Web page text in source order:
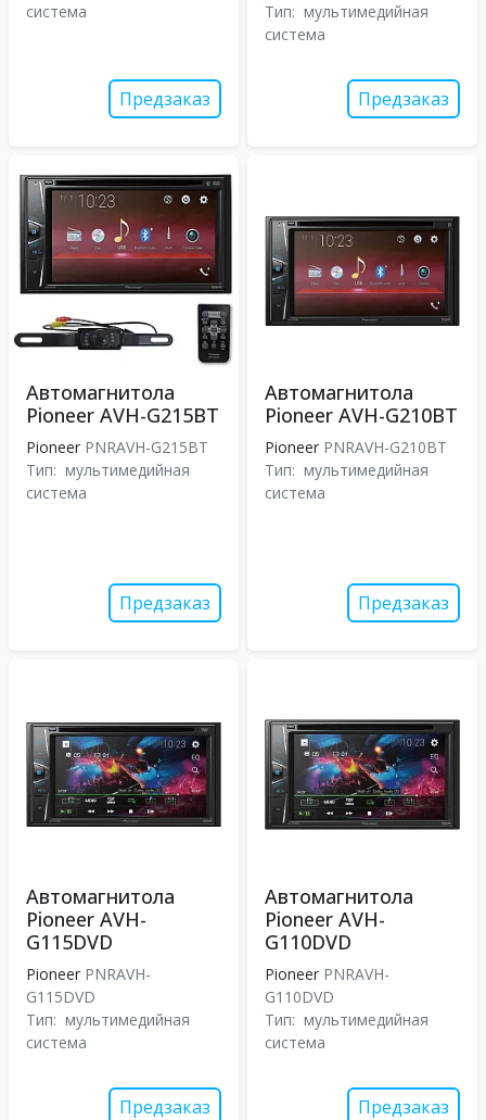
система
Предзаказ
Тип: мультимедийная
система
Предзаказ
Автомагнитола
Pioneer AVH-G215BT
Pioneer PNRAVH-G215BT
Тип: мультимедийная
система
Предзаказ
Автомагнитола
Pioneer AVH-G210BT
Pioneer PNRAVH-G210BT
Тип: мультимедийная
система
Предзаказ
Автомагнитола
Pioneer AVH-
G115DVD
Pioneer PNRAVH-
G115DVD
Тип: мультимедийная
система
Предзаказ
Автомагнитола
Pioneer AVH-
G110DVD
Pioneer PNRAVH-
G110DVD
Тип: мультимедийная
система
Предзаказ